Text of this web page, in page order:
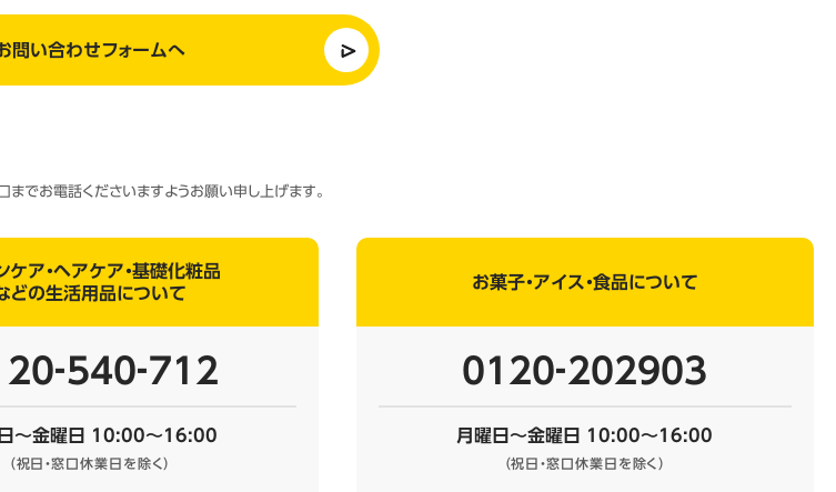
問い合わせフォームへ
までお電話くださいますようお願い申し上げます。
ケア・ヘアケア・基礎化粧品
どの生活用品について
～金曜日 10:00～16:00
（祝日・窓口休業日を除く）
お菓子・アイス・食品について
0120‐202903
月曜日～金曜日 10:00～16:00
（祝日・窓口休業日を除く）